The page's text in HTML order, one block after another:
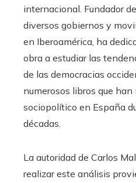
internacional. Fundador
diversos gobiernos y
en Iberoamérica, ha
obra a estudiar las
de las democracias
numerosos libros que
sociopolítico en España
décadas.
La autoridad de Carlos
realizar este análisis